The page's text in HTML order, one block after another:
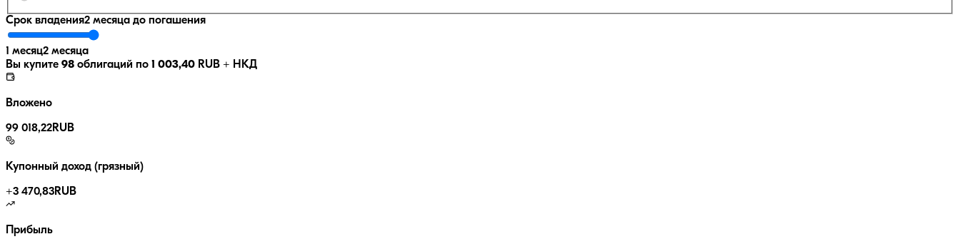
Срок владения2 месяца до погашения
1 месяц2 месяца
Вы купите 98 облигаций по 1 003,40 RUB + НКД
Вложено
99 018,22RUB
Купонный доход (грязный)
+3 470,83RUB
Прибыль